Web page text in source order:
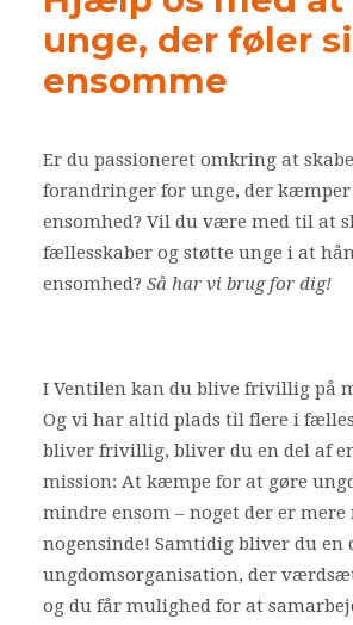
Bliv frivillig
Nyheder
Search
Cart
unge, der føler
ensomme
Er du passioneret omkring at
forandringer for unge, der kæmper
ensomhed? Vil du være med til at
fællesskaber og støtte unge i at
ensomhed? Så har vi brug for dig!
I Ventilen kan du blive frivillig på
Og vi har altid plads til flere i
bliver frivillig, bliver du en del af
mission: At kæmpe for at gøre
mindre ensom – noget der er
nogensinde! Samtidig bliver du en
ungdomsorganisation, der
og du får mulighed for at